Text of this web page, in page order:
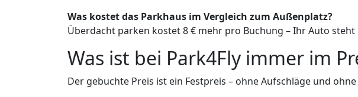
Was kostet das Parkhaus im Vergleich zum Außenplatz?
Überdacht parken kostet 8 € mehr pro Buchung – Ihr Auto
Was ist bei Park4Fly immer im
Der gebuchte Preis ist ein Festpreis – ohne Aufschläge und